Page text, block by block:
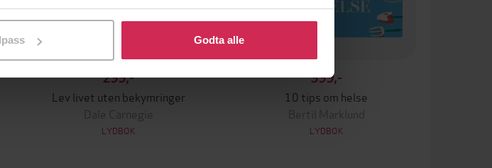
kan når som helst trekke tilbake eller endre ditt samtykke.
Godta alle
299,-
Lev livet uten bekymringer
Dale Carnegie
LYDBOK
399,-
10 tips om helse
Bertil Marklund
LYDBOK